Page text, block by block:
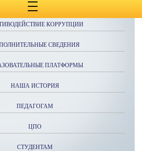
ОБРАЩЕНИЯ ГРАЖДАН
КОРРУПЦИИ
СВЕДЕНИЯ
ПЛАТФОРМЫ
НАША ИСТОРИЯ
ПЕДАГОГАМ
ЦПО
СТУДЕНТАМ